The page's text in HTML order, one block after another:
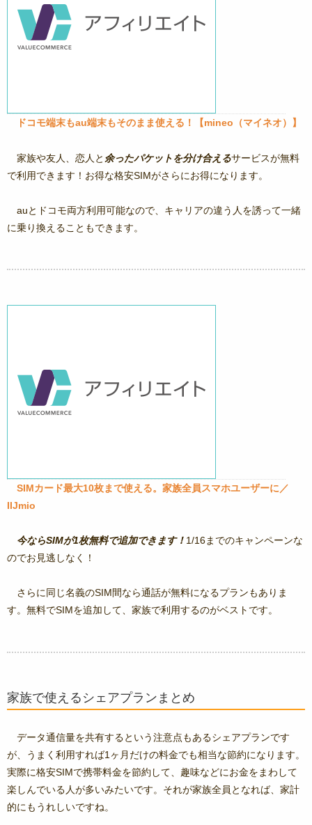
ドコモ端末もau端末もそのまま使える！【mineo（マイネオ）】
家族や友人、恋人と 余ったパケットを分け合えるサービスが無料
で利用できます！お得な格安SIMがさらにお得になります。
auとドコモ両方利用可能なので、キャリアの違う人を誘って一緒
に乗り換えることもできます。
SIMカード最大10枚まで使える。家族全員スマホユーザーに／
IIJmio
今ならSIMが1枚無料で追加できます！ 1/16までのキャンペーンな
のでお見逃しなく！
さらに同じ名義のSIM間なら通話が無料になるプランもありま
す。無料でSIMを追加して、家族で利用するのがベストです。
家族で使えるシェアプランまとめ
データ通信量を共有するという注意点もあるシェアプランです
が、うまく利用すれば1ヶ月だけの料金でも相当な節約になります。
実際に格安SIMで携帯料金を節約して、趣味などにお金をまわして
楽しんでいる人が多いみたいです。それが家族全員となれば、家計
的にもうれしいですね。